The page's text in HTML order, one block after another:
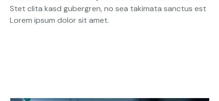
Stet clita kasd gubergren, no sea takimata sanctus est
Lorem ipsum dolor sit amet.